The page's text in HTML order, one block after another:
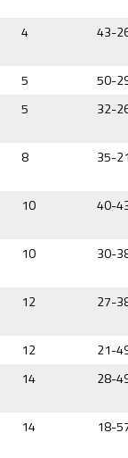
4 43-
5
50-
5 32-
8 35-
10 40-
10 30-
12 27-
12
21-
14 28-
14 18-